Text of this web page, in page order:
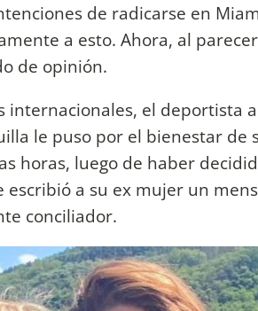
de radicarse en
a esto. Ahora, al
de opinión.
internacionales, el deportista
le puso por el bienestar de
horas, luego de haber
escribió a su ex mujer un
conciliador.